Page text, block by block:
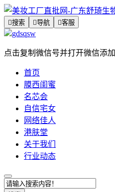
搜索 导航 客服
gdsqsw
点击复制微信号并打开微信添加
首页
膜西闺蜜
名芯会
自信宅女
网络佳人
港肤堂
关于我们
行业动态